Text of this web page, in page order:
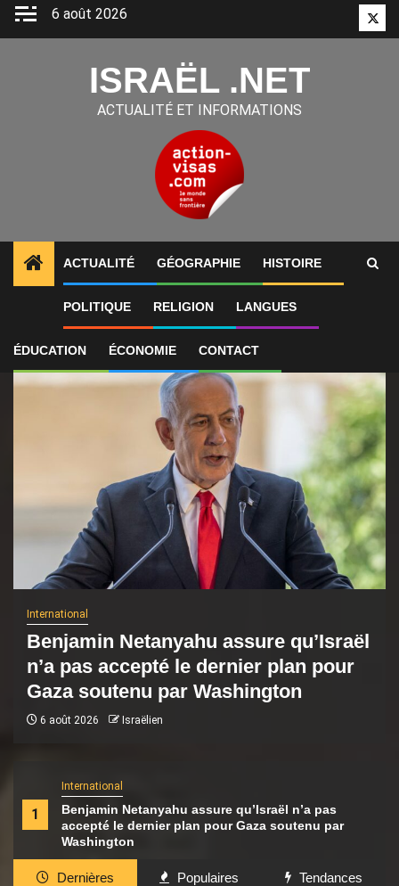
Aller
6 août 2026
ISRAËL .NET
ACTUALITÉ ET INFORMATIONS
ACTUALITÉ GÉOGRAPHIE HISTOIRE
POLITIQUE RELIGION LANGUES
ÉDUCATION ÉCONOMIE CONTACT
ALERTES INFO 1 Benjamin Netanyahu assure
1
International
Benjamin Netanyahu assure qu’Israël n’a pas
accepté le dernier plan pour Gaza soutenu par
Washington
International
Benjamin Netanyahu assure qu’Israël
n’a pas accepté le dernier plan pour
Gaza soutenu par Washington
6 août 2026 Israëlien
Dernières Populaires Tendances